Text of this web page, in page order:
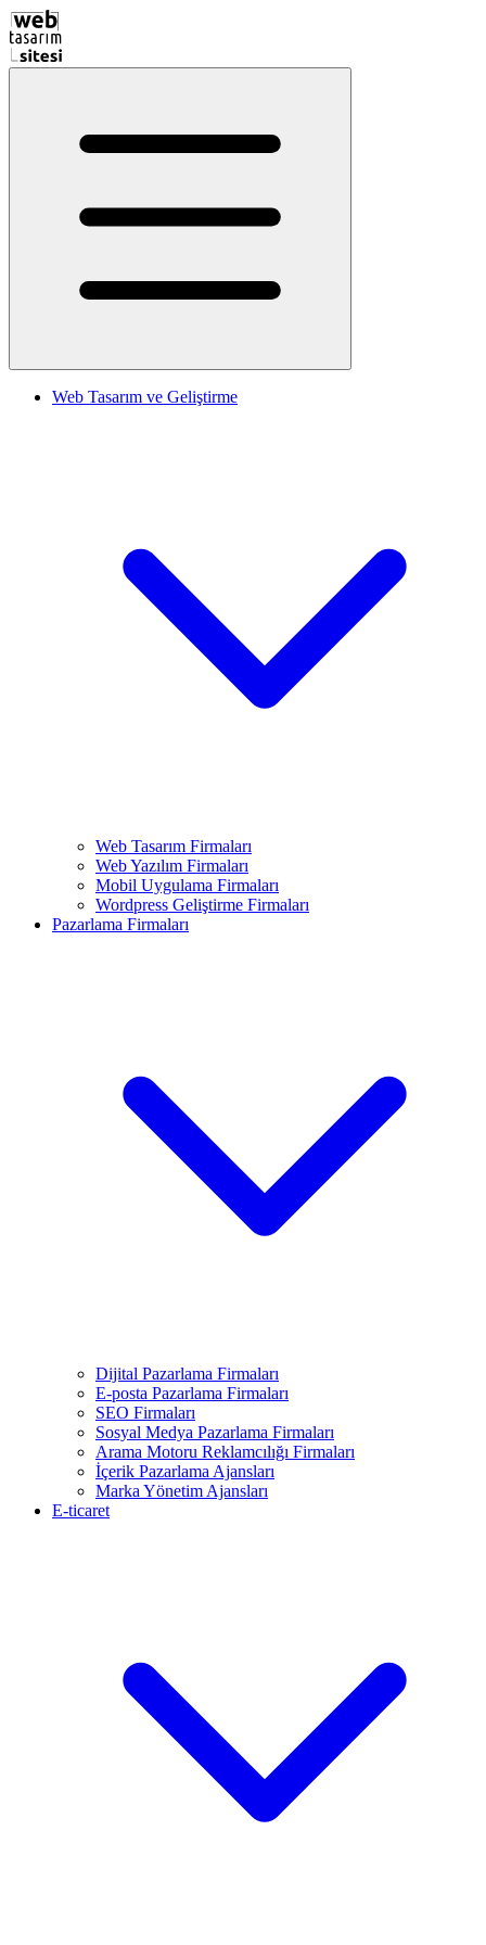
Web Tasarım ve Geliştirme
Web Tasarım Firmaları
Web Yazılım Firmaları
Mobil Uygulama Firmaları
Wordpress Geliştirme Firmaları
Pazarlama Firmaları
Dijital Pazarlama Firmaları
E-posta Pazarlama Firmaları
SEO Firmaları
Sosyal Medya Pazarlama Firmaları
Arama Motoru Reklamcılığı Firmaları
İçerik Pazarlama Ajansları
Marka Yönetim Ajansları
E-ticaret